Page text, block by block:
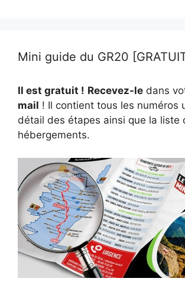
Mini guide du GR20
Il est gratuit ! Recevez-le dans
mail ! Il contient tous les numéros
détail des étapes ainsi que la liste
hébergements.